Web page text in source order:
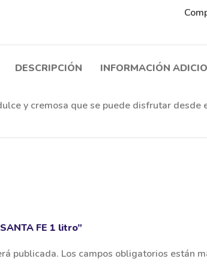
DESCRIPCIÓN INFORMACIÓN
y cremosa que se puede disfrutar desde
FE 1 litro”
publicada. Los campos obligatorios están